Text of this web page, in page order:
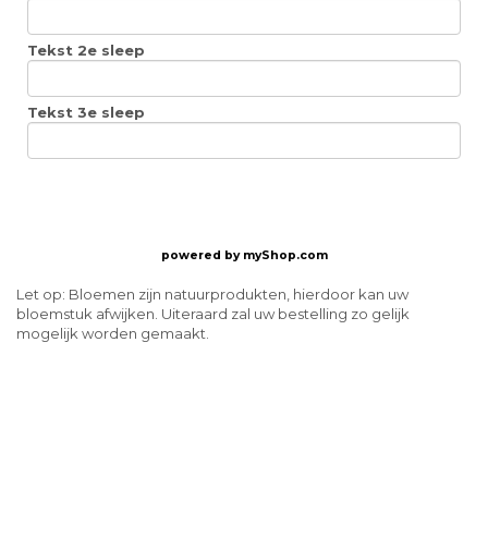
Tekst 2e sleep
Tekst 3e sleep
powered by myShop.com
Let op: Bloemen zijn natuurprodukten, hierdoor kan uw
bloemstuk afwijken. Uiteraard zal uw bestelling zo gelijk
mogelijk worden gemaakt.